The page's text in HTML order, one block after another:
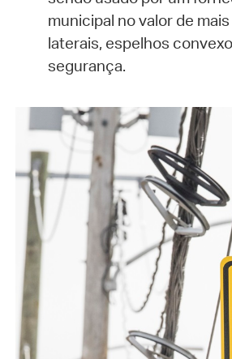
municipal no valor de
laterais, espelhos
segurança.